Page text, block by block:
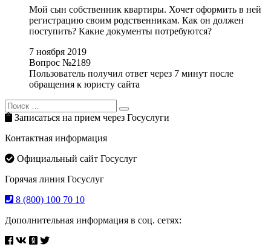
Мой сын собственник квартиры. Хочет оформить в ней
регистрацию своим родственникам. Как он должен
поступить? Какие документы потребуются?
7 ноября 2019
Вопрос №2189
Пользователь получил ответ через 7 минут после
обращения к юристу сайта
Search
for:
Search
Записаться на прием через Госуслуги
Контактная информация
Официальный сайт Госуслуг
Горячая линия Госуслуг
8 (800) 100 70 10
Дополнительная информация в соц. сетях: